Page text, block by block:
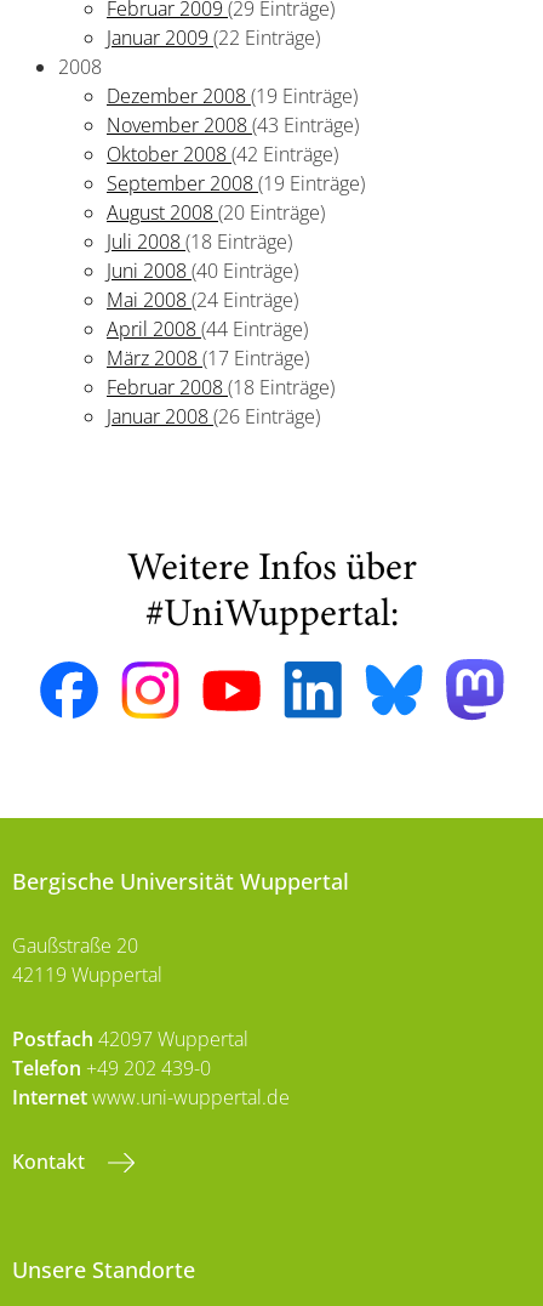
Februar 2009 (29 Einträge)
Januar 2009 (22 Einträge)
2008
Dezember 2008(19 Einträge)
November 2008(43 Einträge)
Oktober 2008(42 Einträge)
September 2008(19 Einträge)
August 2008(20 Einträge)
Juli 2008(18 Einträge)
Juni 2008(40 Einträge)
Mai 2008(24 Einträge)
April 2008(44 Einträge)
März 2008(17 Einträge)
Februar 2008(18 Einträge)
Januar 2008(26 Einträge)
Weitere Infos über
#UniWuppertal:
Bergische Universität Wuppertal
Gaußstraße 20
42119 Wuppertal
Postfach 42097 Wuppertal
Telefon +49 202 439-0
Internetwww.uni-wuppertal.de
Kontakt
Unsere Standorte